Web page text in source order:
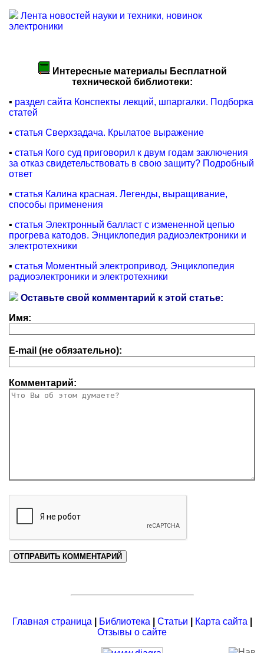
Лента новостей науки и техники, новинок
электроники
Интересные материалы Бесплатной
технической библиотеки:
▪ раздел сайта Конспекты лекций, шпаргалки. Подборка
статей
▪ статья Сверхзадача. Крылатое выражение
▪ статья Кого суд приговорил к двум годам заключения
за отказ свидетельствовать в свою защиту? Подробный
ответ
▪ статья Калина красная. Легенды, выращивание,
способы применения
▪ статья Электронный балласт с измененной цепью
прогрева катодов. Энциклопедия радиоэлектроники и
электротехники
▪ статья Моментный электропривод. Энциклопедия
радиоэлектроники и электротехники
Оставьте свой комментарий к этой статье:
Имя:
E-mail (не обязательно):
Комментарий:
Главная страница Библиотека Статьи Карта сайта
Отзывы о сайте